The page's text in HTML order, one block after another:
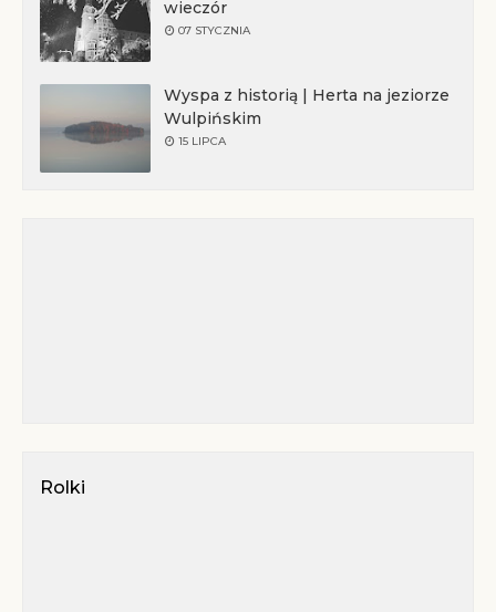
wieczór
07 STYCZNIA
Wyspa z historią | Herta na jeziorze
Wulpińskim
15 LIPCA
Rolki